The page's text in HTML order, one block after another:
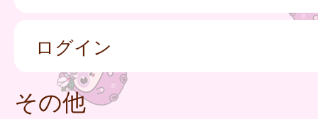
ログイン
その他